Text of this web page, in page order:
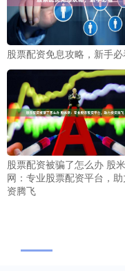
股票配资免息攻略，新手
股票配资被骗了怎么办 股米
网：专业股票配资平台，助
资腾飞